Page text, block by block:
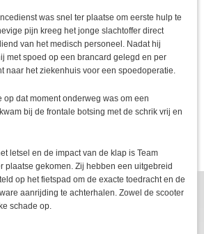
was snel ter plaatse om eerste hulp te
pijn kreeg het jonge slachtoffer direct
van het medisch personeel. Nadat hij
met spoed op een brancard gelegd en per
naar het ziekenhuis voor een spoedoperatie.
op dat moment onderweg was om een
bij de frontale botsing met de schrik vrij en
letsel en de impact van de klap is Team
plaatse gekomen. Zij hebben een uitgebreid
op het fietspad om de exacte toedracht en de
aanrijding te achterhalen. Zowel de scooter
schade op.